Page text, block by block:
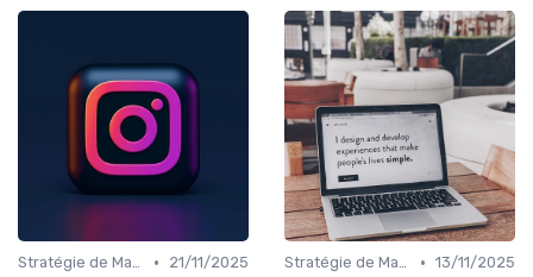
Stratégie de Marketing Digital •
21/11/2025
Stratégie de Marketing Digital • 13/11/2025